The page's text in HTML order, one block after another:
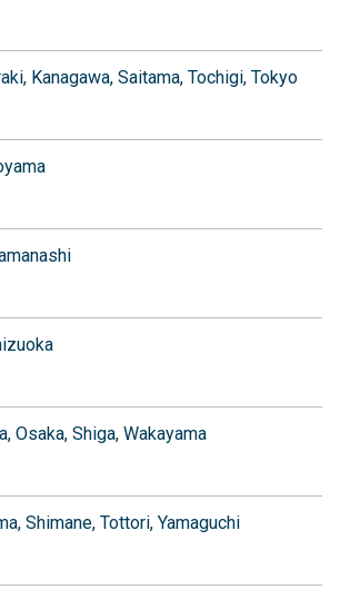
Kanagawa Saitama Tochigi Tokyo
Osaka Shiga Wakayama
Shimane Tottori Yamaguchi